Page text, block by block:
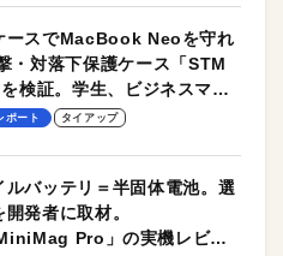
ースでMacBook Neoを守れ
・対落下保護ケース「STM
検証。学生、ビジネスマン
ースに最適！
ポート タイアップ
ルバッテリ＝半固体電池。選
発者に取材。
Pro」の実機レビュ